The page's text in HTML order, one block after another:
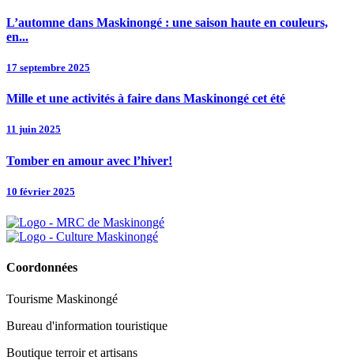
L’automne dans Maskinongé : une saison haute en couleurs,
en...
17 septembre 2025
Mille et une activités à faire dans Maskinongé cet été
11 juin 2025
Tomber en amour avec l’hiver!
10 février 2025
Coordonnées
Tourisme Maskinongé
Bureau d'information touristique
Boutique terroir et artisans